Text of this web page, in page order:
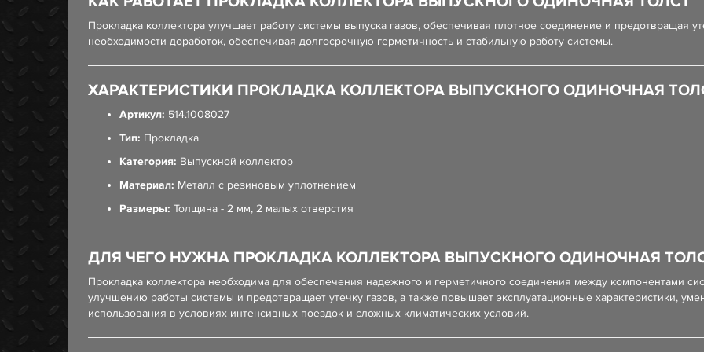
Прокладка коллектора улучшает работу системы выпуска газов, обеспечивая плотное соединение и предотвращая
необходимости доработок, обеспечивая долгосрочную герметичность и стабильную работу системы.
ХАРАКТЕРИСТИКИ ПРОКЛАДКА КОЛЛЕКТОРА ВЫПУСКНОГО ОДИНОЧНАЯ
Артикул: 514.1008027
Тип: Прокладка
Категория: Выпускной коллектор
Материал: Металл с резиновым уплотнением
Размеры: Толщина - 2 мм, 2 малых отверстия
ДЛЯ ЧЕГО НУЖНА ПРОКЛАДКА КОЛЛЕКТОРА ВЫПУСКНОГО ОДИНОЧНАЯ
Прокладка коллектора необходима для обеспечения надежного и герметичного соединения между компонентами
улучшению работы системы и предотвращает утечку газов, а также повышает эксплуатационные характеристики,
использования в условиях интенсивных поездок и сложных климатических условий.